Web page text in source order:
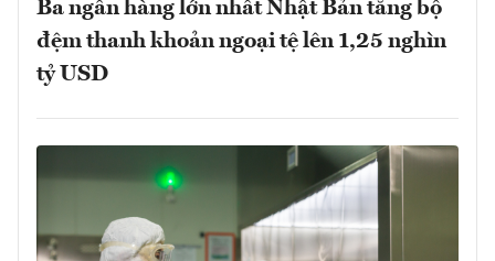
Ba ngân hàng lớn nhất Nhật Bản tăng bộ
đệm thanh khoản ngoại tệ lên 1,25 nghìn
tỷ USD